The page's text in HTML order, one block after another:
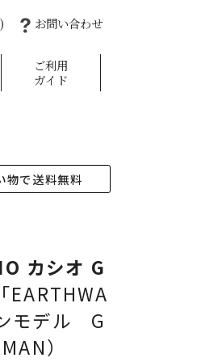
お問い合わせ
ご利用
ガイド
物で送料無料
カシオ G
モデル G
）